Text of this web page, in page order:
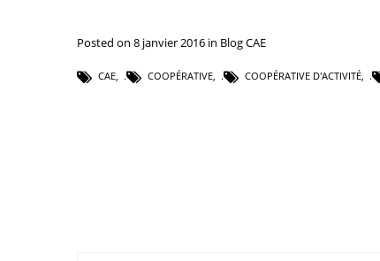
Posted on 8 janvier 2016 in Blog CAE
CAE, COOPÉRATIVE, COOPÉRATIVE D'ACTIVITÉ,